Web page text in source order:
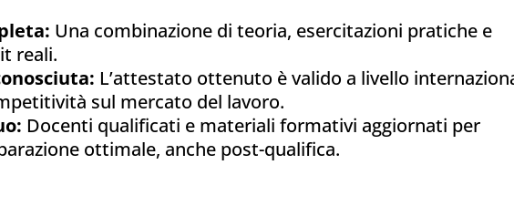
Una combinazione di teoria, esercitazioni pratiche e
reali.
L’attestato ottenuto è valido a livello
sul mercato del lavoro.
Docenti qualificati e materiali formativi aggiornati per
ottimale, anche post-qualifica.